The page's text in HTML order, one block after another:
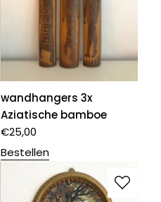
wandhangers 3x
Aziatische bamboe
€25,00
Bestellen